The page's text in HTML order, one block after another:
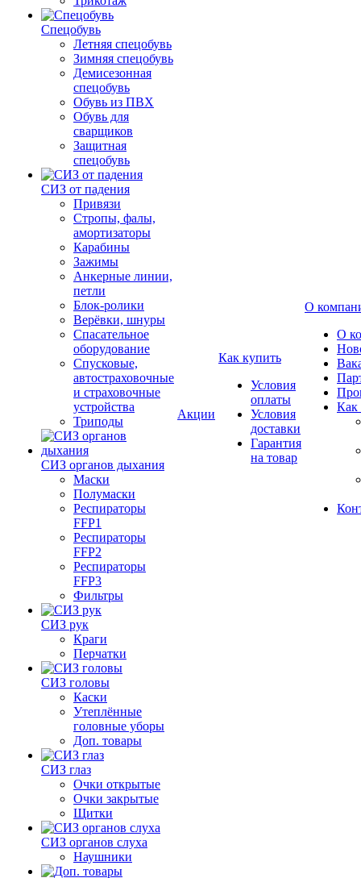
Спецобувь
Летняя спецобувь
Зимняя спецобувь
Демисезонная
спецобувь
Обувь из ПВХ
Обувь для
сварщиков
Защитная
спецобувь
СИЗ от падения
Привязи
Стропы, фалы,
амортизаторы
Карабины
Зажимы
Анкерные линии,
петли
Блок-ролики
Верёвки, шнуры
Спасательное
оборудование
Спусковые,
автостраховочные
и страховочные
устройства
Триподы
СИЗ органов дыхания
Маски
Полумаски
Респираторы
FFP1
Респираторы
FFP2
Респираторы
FFP3
Фильтры
СИЗ рук
Краги
Перчатки
СИЗ головы
Каски
Утеплённые
головные уборы
Доп. товары
СИЗ глаз
Очки открытые
Очки закрытые
Щитки
СИЗ органов слуха
Наушники
Акции
Как купить
Условия
оплаты
Условия
доставки
Гарантия
на товар
О
О
Как